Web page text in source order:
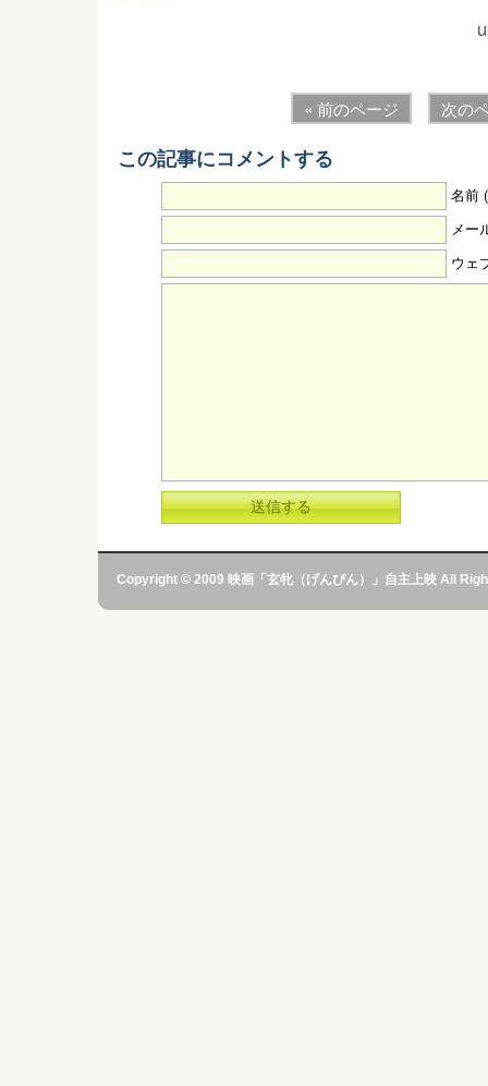
« 前のページ 次の
この記事にコメントする
名前
メー
ウェ
Copyright © 2009 映画「玄牝（げんぴん）」自主上映 All